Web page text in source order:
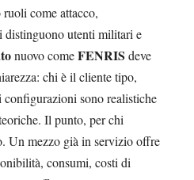
come attacco,
distinguono utenti militari e
nuovo comeFENRIS deve
chi è il cliente tipo,
sono realistiche
Il punto, per chi
Un mezzo già in servizio offre
consumi, costi di